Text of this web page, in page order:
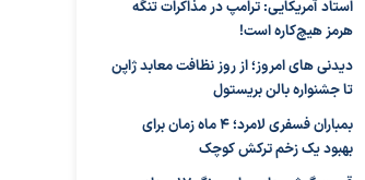
استاد آمریکایی: ترامپ در مذاکرات تنگه
هرمز هیچ‌کاره است!
دیدنی های امروز؛ از روز نظافت معابد ژاپن
تا جشنواره بالن بریستول
بمباران فسفری لامرد؛ ۴ ماه زمان برای
بهبود یک زخم ترکش کوچک